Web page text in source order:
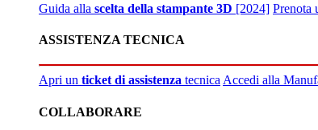
Guida alla scelta della stampante 3D [2024] Prenota
ASSISTENZA TECNICA
Apri un ticket di assistenza tecnicaAccedi alla
COLLABORARE